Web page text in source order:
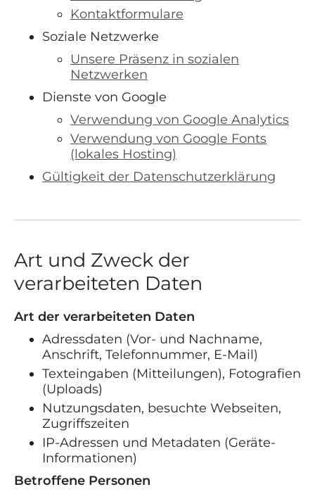
Kontaktformulare
Soziale Netzwerke
Unsere Präsenz in sozialen
Netzwerken
Dienste von Google
Verwendung von Google Analytics
Verwendung von Google Fonts
(lokales Hosting)
Gültigkeit der Datenschutzerklärung
Art und Zweck der
verarbeiteten Daten
Art der verarbeiteten Daten
Adressdaten (Vor- und Nachname,
Anschrift, Telefonnummer, E-Mail)
Texteingaben (Mitteilungen), Fotografien
(Uploads)
Nutzungsdaten, besuchte Webseiten,
Zugriffszeiten
IP-Adressen und Metadaten (Geräte-
Informationen)
Betroffene Personen